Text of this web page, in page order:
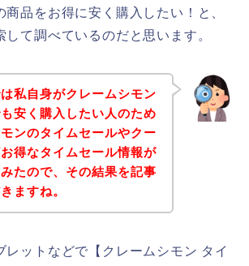
商品をお得に安く購入したい！と、
して調べているのだと思います。
私自身がクレームシモン
安く購入したい人のため
ンのタイムセールやクー
得なタイムセール情報が
たので、その結果を記事
ますね。
レットなどで【クレームシモン タイ